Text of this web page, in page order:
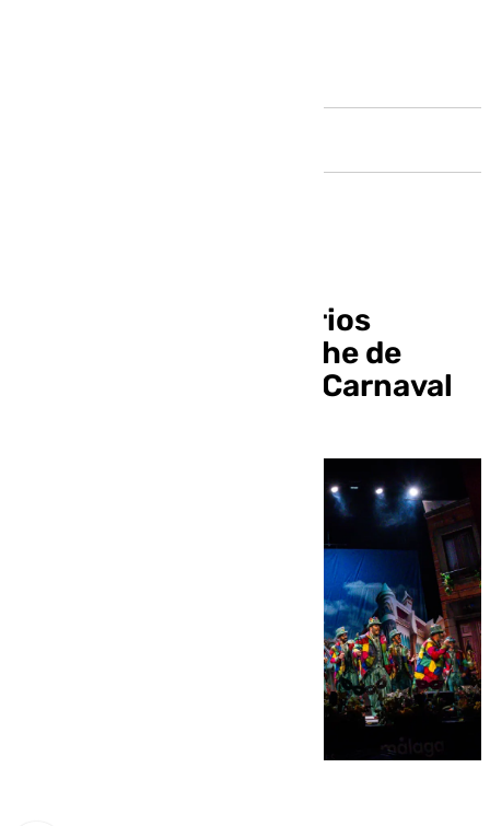
Duendes y carnavalarios
sobresalen en la ‘Noche de
Cuchillos Largos’ del Carnaval